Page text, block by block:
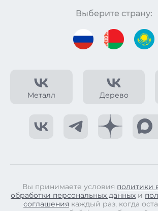
Металл Дерево
Выберите страну:
Вы принимаете условия политики
обработки персональных данных и
соглашения каждый раз, когда